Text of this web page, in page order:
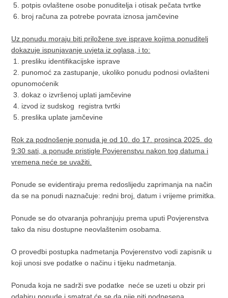
5. potpis ovlaštene osobe ponuditelja i otisak pečata tvrtke
6. broj računa za potrebe povrata iznosa jamčevine
Uz ponudu moraju biti priložene sve isprave kojima ponuditelj
dokazuje ispunjavanje uvjeta iz oglasa, i to:
1. presliku identifikacijske isprave
2. punomoć za zastupanje, ukoliko ponudu podnosi ovlašteni
opunomoćenik
3. dokaz o izvršenoj uplati jamčevine
4. izvod iz sudskog registra tvrtki
5. preslika uplate jamčevine
Rok za podnošenje ponuda je od 10. do 17. prosinca 2025. do
9:30 sati, a ponude pristigle Povjerenstvu nakon tog datuma i
vremena neće se uvažiti.
Ponude se evidentiraju prema redoslijedu zaprimanja na način
da se na ponudi naznačuje: redni broj, datum i vrijeme primitka.
Ponude se do otvaranja pohranjuju prema uputi Povjerenstva
tako da nisu dostupne neovlaštenim osobama.
O provedbi postupka nadmetanja Povjerenstvo vodi zapisnik u
koji unosi sve podatke o načinu i tijeku nadmetanja.
Ponuda koja ne sadrži sve podatke neće se uzeti u obzir pri
odabiru ponude i smatrat će se da nije niti podnesena.